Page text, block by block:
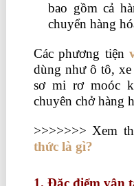
bao gồm cả
chuyển hàng
Các phương tiện
dùng như ô tô, xe
sơ mi rơ moóc
chuyên chở hàng
>>>>>>> Xem
thức là gì?
1. Đặc điểm vận